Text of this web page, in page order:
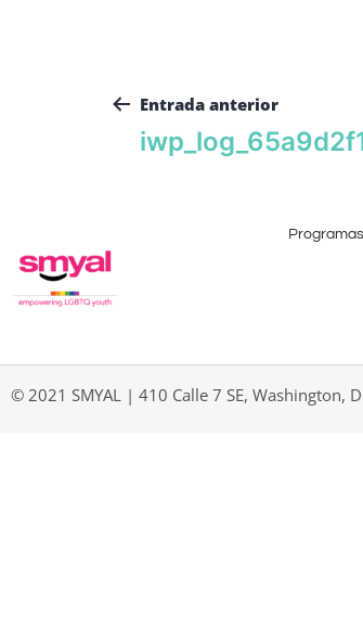
Entrada anterior
© 2021 SMYAL | 410 Calle 7 SE, Washington,